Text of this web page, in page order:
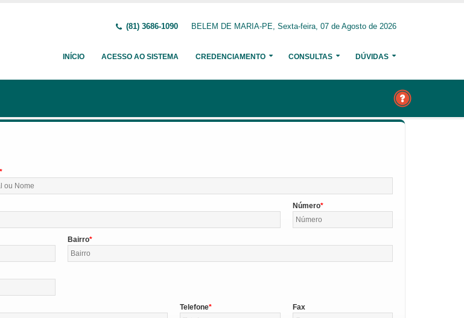
(81) 3686-1090 BELEM DE MARIA-PE, Sexta-feira, 07 de Agosto de 2026
INÍCIO ACESSO AO SISTEMA CREDENCIAMENTO CONSULTAS DÚVIDAS
Número
Bairro
Telefone Fax